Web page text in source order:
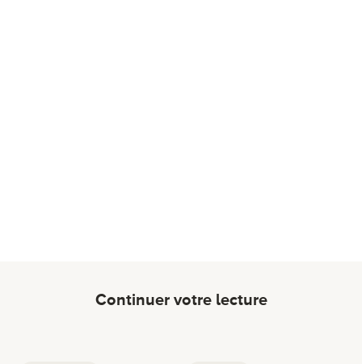
Continuer votre lecture